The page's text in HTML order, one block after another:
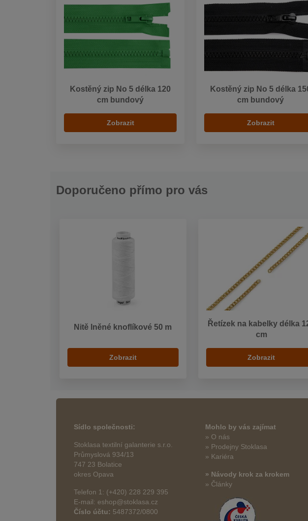
Kostěný zip No 5 délka 120
cm bundový
Zobrazit
Kostěný zip No 5 délka
cm bundový
Zobrazit
Doporučeno přímo pro vás
Nitě lněné knoflíkové 50 m
Zobrazit
Řetízek na kabelky délka
cm
Zobrazit
Sídlo společnosti:
Stoklasa textilní galanterie s.r.o.
Průmyslová 934/13
747 23 Bolatice
okres Opava
Telefon 1: (+420) 228 229 395
E-mail: eshop@stoklasa.cz
Číslo účtu: 5487372/0800
Mohlo by vás zajímat
» O nás
» Prodejny Stoklasa
» Kariéra
» Návody krok za krokem
» Články